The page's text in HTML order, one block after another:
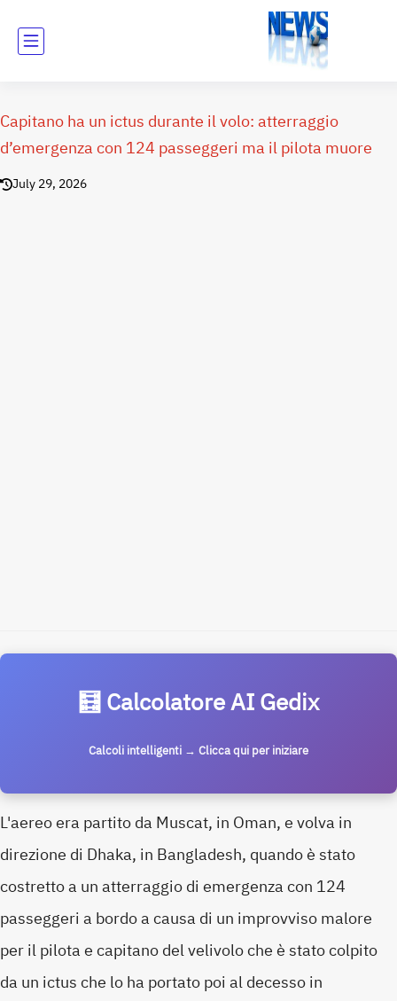
Capitano ha un ictus durante il volo: atterraggio
d’emergenza con 124 passeggeri ma il pilota muore
July 29, 2026
🧮 Calcolatore AI Gedix
Calcoli intelligenti → Clicca qui per iniziare
L'aereo era partito da Muscat, in Oman, e volva in
direzione di Dhaka, in Bangladesh, quando è stato
costretto a un atterraggio di emergenza con 124
passeggeri a bordo a causa di un improvviso malore
per il pilota e capitano del velivolo che è stato colpito
da un ictus che lo ha portato poi al decesso in